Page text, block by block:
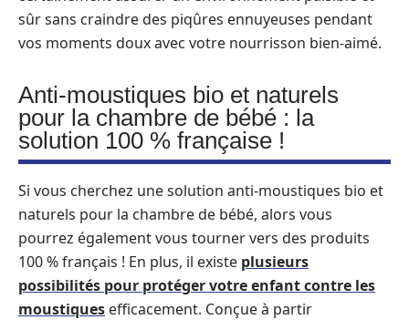
sûr sans craindre des piqûres ennuyeuses pendant
vos moments doux avec votre nourrisson bien-aimé.
Anti-moustiques bio et naturels
pour la chambre de bébé : la
solution 100 % française !
Si vous cherchez une solution anti-moustiques bio et
naturels pour la chambre de bébé, alors vous
pourrez également vous tourner vers des produits
100 % français ! En plus, il existe plusieurs
possibilités pour protéger votre enfant contre les
moustiques efficacement. Conçue à partir